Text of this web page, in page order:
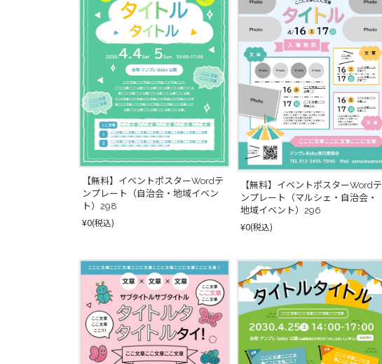
【無料】イベントポスターWordテ
ンプレート（自治会・地域イベン
ト）298
¥0(税込)
【無料】イベントポスターWordテ
ンプレート（マルシェ・自治会・
地域イベント）296
¥0(税込)